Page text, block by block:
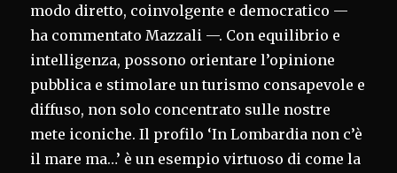
modo diretto, coinvolgente e democratico —
ha commentato Mazzali —. Con equilibrio e
intelligenza, possono orientare l’opinione
pubblica e stimolare un turismo consapevole e
diffuso, non solo concentrato sulle nostre
mete iconiche. Il profilo ‘In Lombardia non c’è
il mare ma…’ è un esempio virtuoso di come la